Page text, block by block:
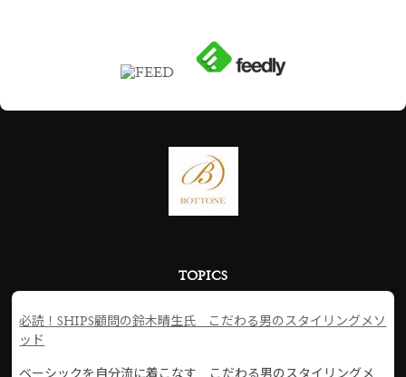
TOPICS
必読！SHIPS顧問の鈴木晴生氏 こだわる男のスタイリングメソ
ッド
ベーシックを自分流に着こなす こだわる男のスタイリングメ